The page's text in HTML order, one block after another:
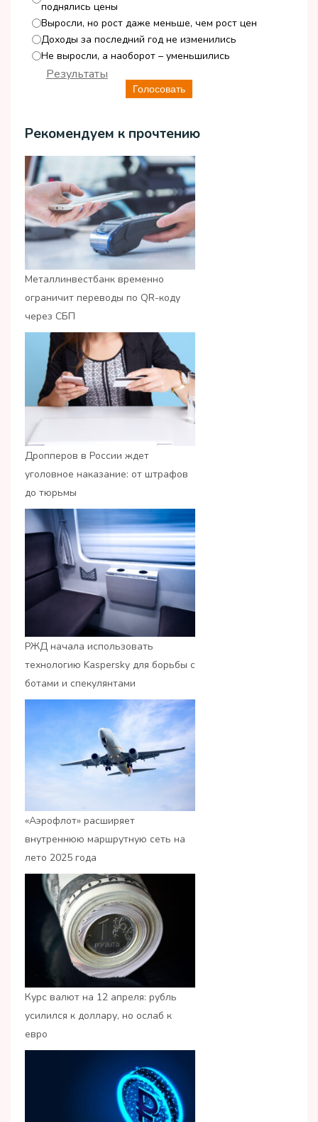
поднялись цены
Выросли, но рост даже меньше, чем рост цен
Доходы за последний год не изменились
Не выросли, а наоборот – уменьшились
Голосовать
Результаты
Рекомендуем к прочтению
Металлинвестбанк временно
ограничит переводы по QR-коду
через СБП
Дропперов в России ждет
уголовное наказание: от штрафов
до тюрьмы
РЖД начала использовать
технологию Kaspersky для борьбы с
ботами и спекулянтами
«Аэрофлот» расширяет
внутреннюю маршрутную сеть на
лето 2025 года
Курс валют на 12 апреля: рубль
усилился к доллару, но ослаб к
евро